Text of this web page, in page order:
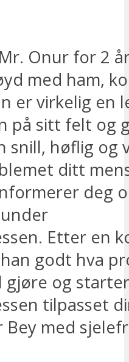
Onur for 2
med ham,
er virkelig en
på sitt felt og
snill, høflig og
ditt
deg
Etter en
godt hva
gjøre og starter
tilpasset
Bey med